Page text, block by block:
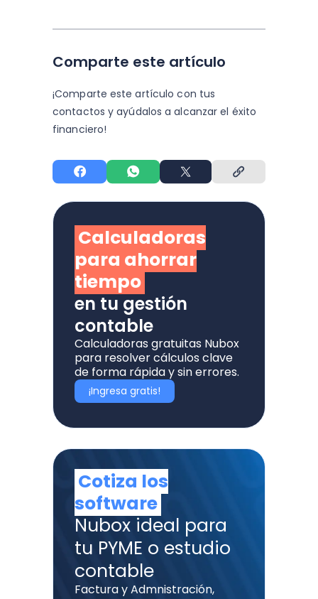
Comparte este artículo
¡Comparte este artículo con tus
contactos y ayúdalos a alcanzar el éxito
financiero!
Calculadoras
para ahorrar
tiempo
en tu gestión
contable
Calculadoras gratuitas Nubox
para resolver cálculos clave
de forma rápida y sin errores.
¡Ingresa gratis!
Cotiza los
software
Nubox ideal para
tu PYME o estudio
contable
Factura y Admnistración,